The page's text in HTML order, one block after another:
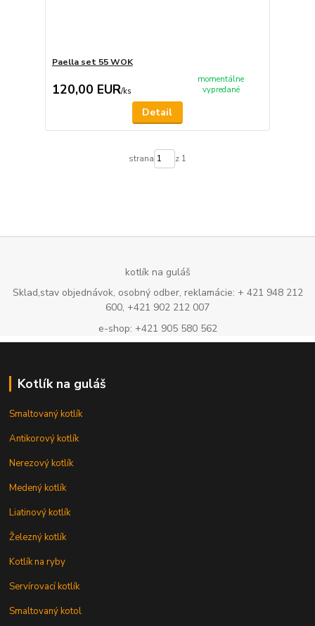
Paella set 55 WOK
120,00 EUR/ks
momentálne
vypredané
Detail
strana z 1
kotlík na guláš
Sklad,stav objednávok, osobný odber, reklamácie: + 421 948 212
600, +421 902 212 007
e-shop: +421 905 580 562
Kotlík na guláš
Smaltovaný kotlík
Antikorový kotlík
Nerezový kotlík
Medený kotlík
Liatinový kotlík
Železný kotlík
Kotlík na ryby
Servírovací kotlík
Smaltovaný kotol